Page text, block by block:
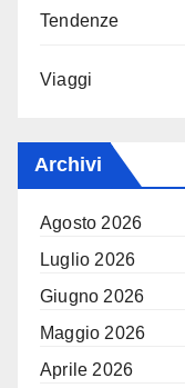
Tendenze
Viaggi
Archivi
Agosto 2026
Luglio 2026
Giugno 2026
Maggio 2026
Aprile 2026